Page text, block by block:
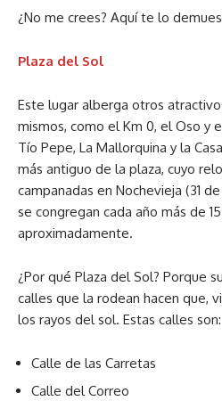
¿No me crees? Aquí te lo
Plaza del Sol
Este lugar alberga otros
mismos, como el Km 0, el Oso y
Tío Pepe, La Mallorquina y la
más antiguo de la plaza, cuyo
campanadas en Nochevieja (31
se congregan cada año más de
aproximadamente.
¿Por qué Plaza del Sol? Porque
calles que la rodean hacen que,
los rayos del sol. Estas calles son:
Calle de las Carretas
Calle del Correo